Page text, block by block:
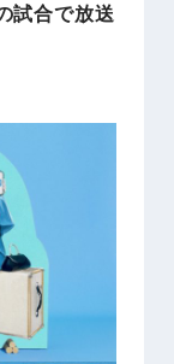
試合で放送